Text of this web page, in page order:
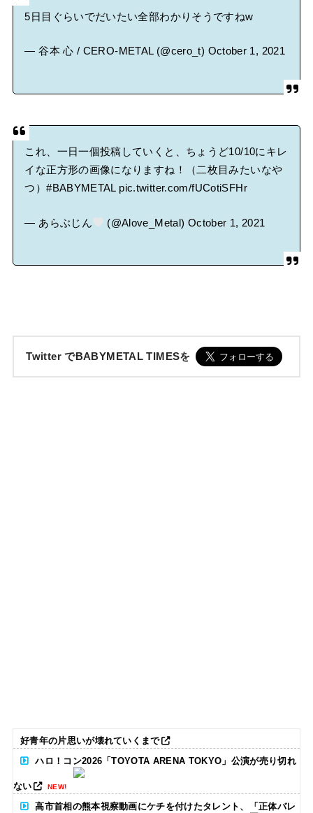
5日目ぐらいでだいたい全部わかりそうですねw
— 谷本 心 / CERO-METAL (@cero_t) October 1, 2021
これ、一日一個投稿していくと、ちょうど10/10にキレ
イな正方形の画像になりますね！（二枚目みたいなや
つ）#BABYMETAL pic.twitter.com/fUCotiSFHr
— あらぶじん (@Alove_Metal) October 1, 2021
Twitter でBABYMETAL TIMESを
好青年の片思いが壊れていくまで
ハロ！コン2026「TOYOTA ARENA TOKYO」公演が売り切れ
ない NEW!
高市首相の熊本視察動画にケチを付けたタレント、「正体バレ